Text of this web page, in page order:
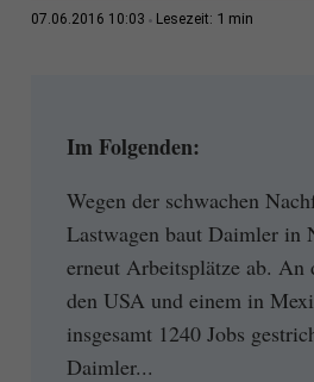
07.06.2016 10:03 Lesezeit: 1 min
Im Folgenden:
Wegen der schwachen
Lastwagen baut Daimler in
erneut Arbeitsplätze ab. An
den USA und einem in
insgesamt 1240 Jobs
Daimler...